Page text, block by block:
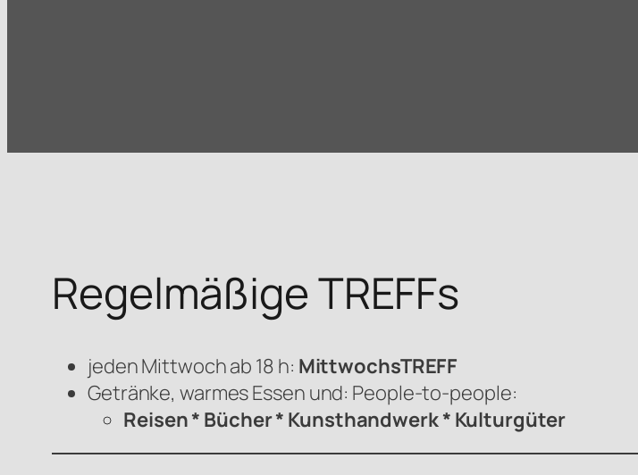
Regelmäßige TREFFs
jeden Mittwoch ab 18 h: MittwochsTREFF
Getränke, warmes Essen und: People-to-people:
Reisen * Bücher * Kunsthandwerk * Kulturgüter